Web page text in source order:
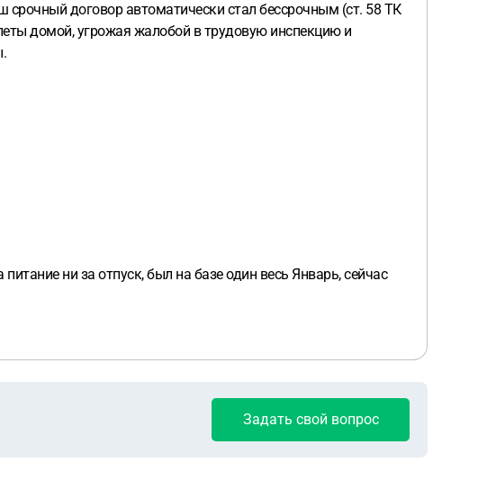
срочный договор автоматически стал бессрочным (ст. 58 ТК
домой, угрожая жалобой в трудовую инспекцию и
ни за отпуск, был на базе один весь Январь, сейчас
Задать свой вопрос